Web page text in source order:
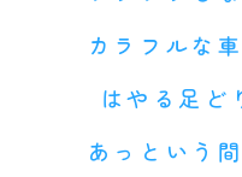
カラフルな
はやる足ど
あっという